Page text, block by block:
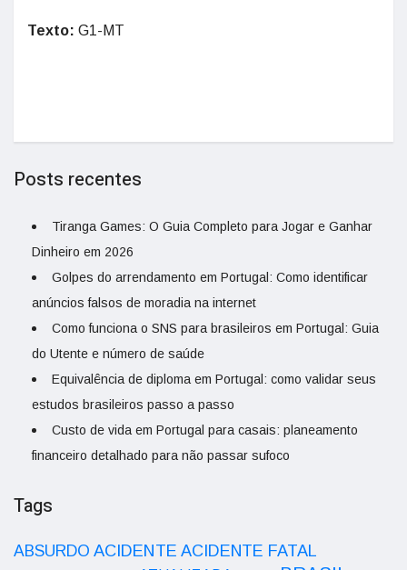
Texto: G1-MT
Posts recentes
Tiranga Games: O Guia Completo para Jogar e Ganhar
Dinheiro em 2026
Golpes do arrendamento em Portugal: Como identificar
anúncios falsos de moradia na internet
Como funciona o SNS para brasileiros em Portugal: Guia
do Utente e número de saúde
Equivalência de diploma em Portugal: como validar seus
estudos brasileiros passo a passo
Custo de vida em Portugal para casais: planeamento
financeiro detalhado para não passar sufoco
Tags
ABSURDO ACIDENTE ACIDENTE FATAL